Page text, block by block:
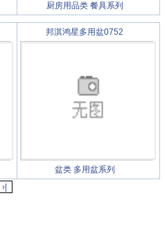
厨房用品类 餐具系列
邦淇鸿星多用盆0752
盆类 多用盆系列
›|